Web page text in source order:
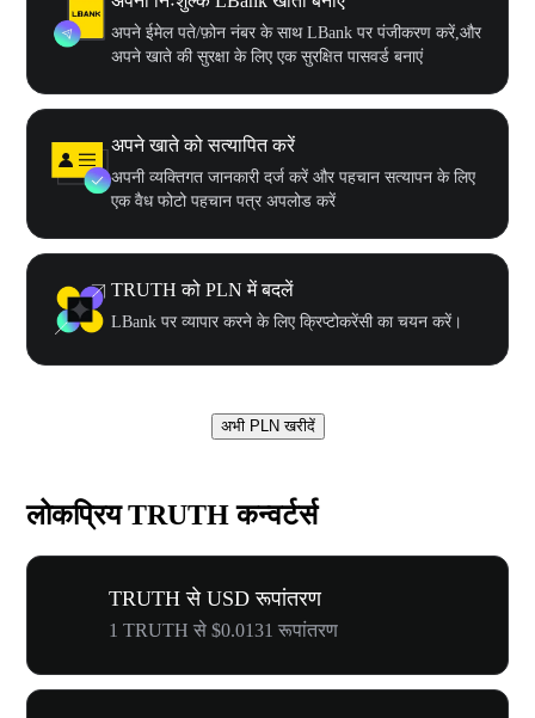
अपने ईमेल पते/फ़ोन नंबर के साथ LBank पर पंजीकरण करें,और
अपने खाते की सुरक्षा के लिए एक सुरक्षित पासवर्ड बनाएं
अपने खाते को सत्यापित करें
अपनी व्यक्तिगत जानकारी दर्ज करें और पहचान सत्यापन के लिए
एक वैध फोटो पहचान पत्र अपलोड करें
TRUTH को PLN में बदलें
LBank पर व्यापार करने के लिए क्रिप्टोकरेंसी का चयन करें।
अभी PLN खरीदें
लोकप्रिय TRUTH कन्वर्टर्स
TRUTH से USD रूपांतरण
1 TRUTH से $0.0131 रूपांतरण